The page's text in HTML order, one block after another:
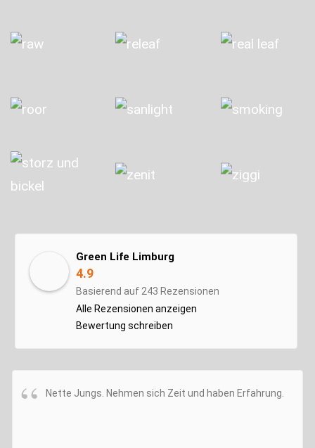
Green Life Limburg
4.9
Basierend auf 243 Rezensionen
Alle Rezensionen anzeigen
Bewertung schreiben
Nette Jungs. Nehmen sich Zeit und haben Erfahrung.